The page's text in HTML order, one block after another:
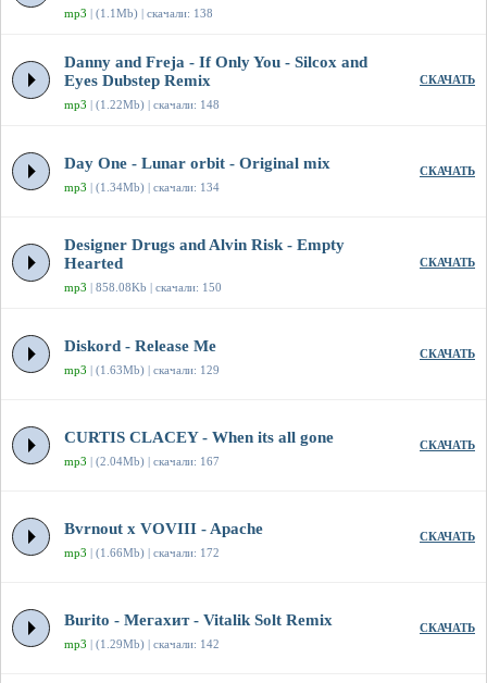
mp3 | (1.1Mb) | скачали: 138
Danny and Freja - If Only You - Silcox and
Eyes Dubstep Remix
mp3 | (1.22Mb) | скачали: 148
СКАЧАТЬ
Day One - Lunar orbit - Original mix
mp3 | (1.34Mb) | скачали: 134
СКАЧАТЬ
Designer Drugs and Alvin Risk - Empty
Hearted
mp3 | 858.08Kb | скачали: 150
СКАЧАТЬ
Diskord - Release Me
mp3 | (1.63Mb) | скачали: 129
СКАЧАТЬ
CURTIS CLACEY - When its all gone
mp3 | (2.04Mb) | скачали: 167
СКАЧАТЬ
Bvrnout x VOVIII - Apache
mp3 | (1.66Mb) | скачали: 172
СКАЧАТЬ
Burito - Мегахит - Vitalik Solt Remix
mp3 | (1.29Mb) | скачали: 142
СКАЧАТЬ